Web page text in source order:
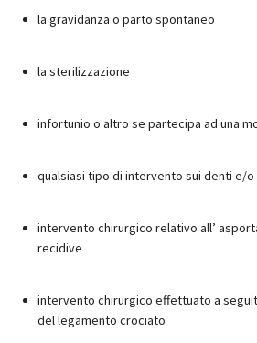
la gravidanza o parto spontaneo
la sterilizzazione
infortunio o altro se partecipa ad una
qualsiasi tipo di intervento sui denti e/
intervento chirurgico relativo all’
recidive
intervento chirurgico effettuato a
del legamento crociato